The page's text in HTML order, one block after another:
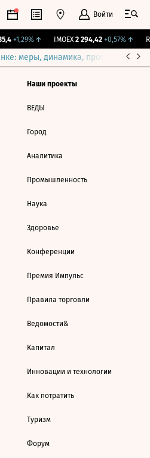
Войти
+1,29%↑ IMOEX 2 294,42 +0,57%↑
меры, динамика, прогнозы
Наши проекты
ВЕДЫ
Город
Аналитика
Промышленность
Наука
Здоровье
Конференции
Премия Импульс
Правила торговли
Ведомости&
Капитал
Инновации и технологии
Как потратить
Туризм
Форум